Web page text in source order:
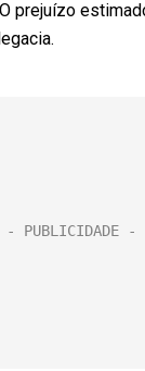
prejuízo